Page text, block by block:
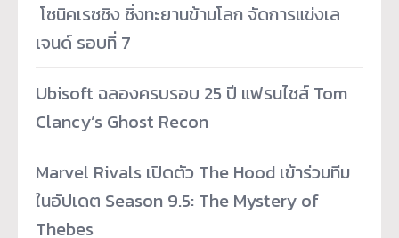
­ โซนิคเรซซิง ซิ่งทะยานข้ามโลก จัดการแข่งเล
เจนด์ รอบที่ 7
Ubisoft ฉลองครบรอบ 25 ปี แฟรนไชส์ Tom
Clancy’s Ghost Recon
Marvel Rivals เปิดตัว The Hood เข้าร่วมทีม
ในอัปเดต Season 9.5: The Mystery of
Thebes